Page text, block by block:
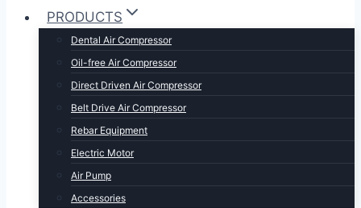
PRODUCTS
Dental Air Compressor
Oil-free Air Compressor
Direct Driven Air Compressor
Belt Drive Air Compressor
Rebar Equipment
Electric Motor
Air Pump
Accessories